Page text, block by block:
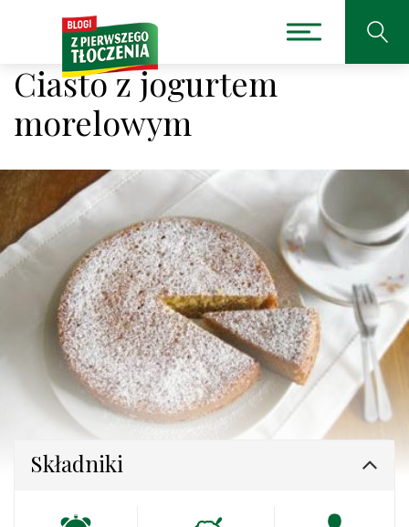
Ciasto z jogurtem
morelowym
Składniki